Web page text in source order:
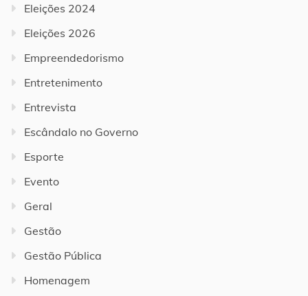
Eleições 2024
Eleições 2026
Empreendedorismo
Entretenimento
Entrevista
Escândalo no Governo
Esporte
Evento
Geral
Gestão
Gestão Pública
Homenagem